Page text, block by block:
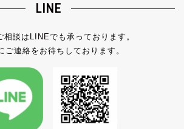
LINE
相談はLINEでも承っております。
ご連絡をお待ちしております。